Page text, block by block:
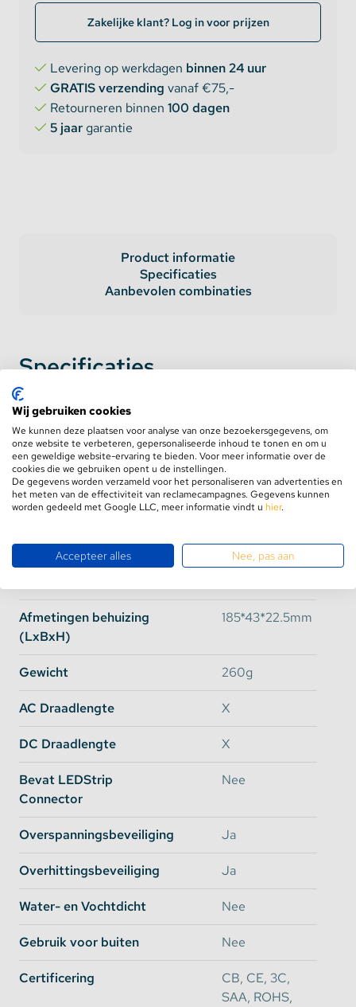
Zakelijke klant? Log in voor prijzen
Levering op werkdagen binnen 24 uur
GRATIS verzending vanaf €75,-
Retourneren binnen 100 dagen
5 jaargarantie
Product informatie
Specificaties
Aanbevolen combinaties
Specificaties
AC Input
DC Output Voltage 12 Volt
DC Output Ampere 8.3 Ampère
Watt 100 Watt
Efficiency 90.5%
Afmetingen behuizing
(LxBxH)
185*43*22.5mm
Gewicht 260g
AC Draadlengte X
DC Draadlengte X
Bevat LEDStrip
Connector
Nee
Overspanningsbeveiliging Ja
Overhittingsbeveiliging Ja
Water- en Vochtdicht Nee
Gebruik voor buiten Nee
Certificering
CB, CE, 3C,
SAA, ROHS,
Wij gebruiken cookies
We kunnen deze plaatsen voor analyse van onze bezoekersgegevens, om
onze website te verbeteren, gepersonaliseerde inhoud te tonen en om u
een geweldige website-ervaring te bieden. Voor meer informatie over de
cookies die we gebruiken opent u de instellingen.
De gegevens worden verzameld voor het personaliseren van advertenties en
het meten van de effectiviteit van reclamecampagnes. Gegevens kunnen
worden gedeeld met Google LLC, meer informatie vindt u hier.
Accepteer alles Nee, pas aan